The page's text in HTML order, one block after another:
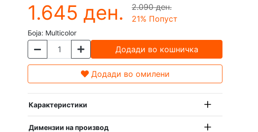
1.645 ден.
2.090 ден.
21% Попуст
Боја: Multicolor
Додади во кошничка
Додади во омилени
Карактеристики
Димензии на производ